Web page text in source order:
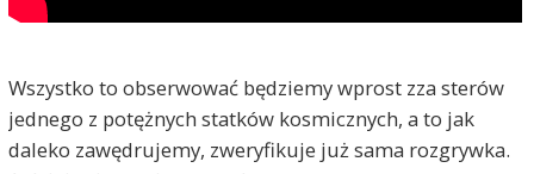
Wszystko to obserwować będziemy wprost zza sterów
jednego z potężnych statków kosmicznych, a to jak
daleko zawędrujemy, zweryfikuje już sama rozgrywka.